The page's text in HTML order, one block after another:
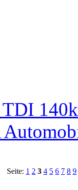
Seite: 1 2 3 4 5 6 7 8 9